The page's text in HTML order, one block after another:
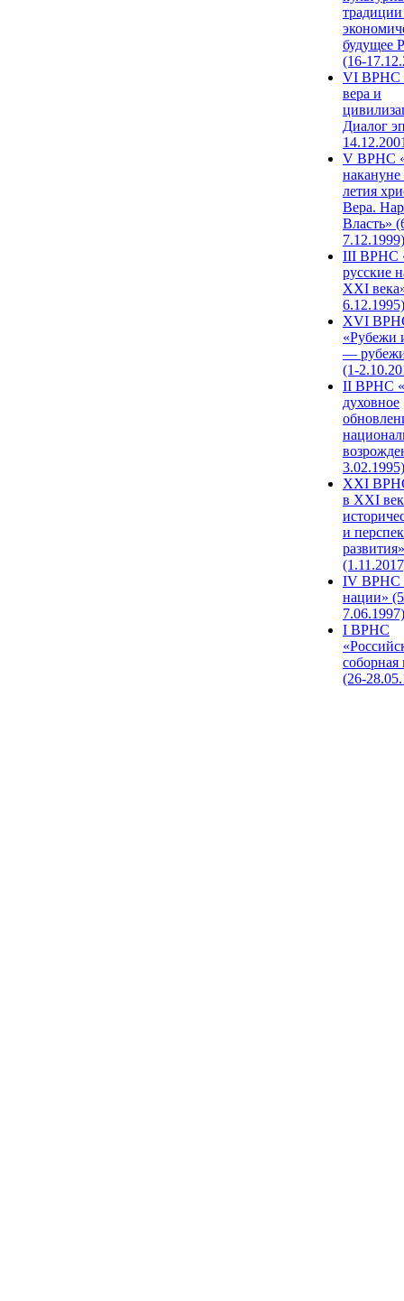
будущее
(16-
VI ВРНС
вера и
Диалог
V ВРНС
накануне
летия
Вера.
Власть»
7.12.1999)
III ВРНС
русские
XXI
6.12.1995)
XVI
«Рубежи
—
(1-
II ВРНС
духовное
3.02.1995)
XХI
в XXI
и
развития»
IV ВРНС
нации»
7.06.1997)
I ВРНС
(26-